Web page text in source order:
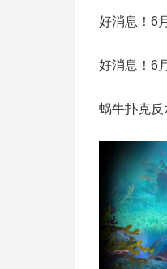
好消息！6
好消息！6
蜗牛扑克反